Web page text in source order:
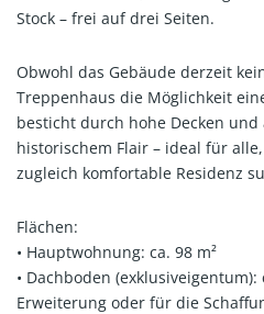
Stock – frei auf drei Seiten.
Obwohl das Gebäude derzeit
Treppenhaus die Möglichkeit
besticht durch hohe Decken
historischem Flair – ideal für
zugleich komfortable Residenz
Flächen:
• Hauptwohnung: ca. 98 m²
• Dachboden (exklusiveigentum):
Erweiterung oder für die